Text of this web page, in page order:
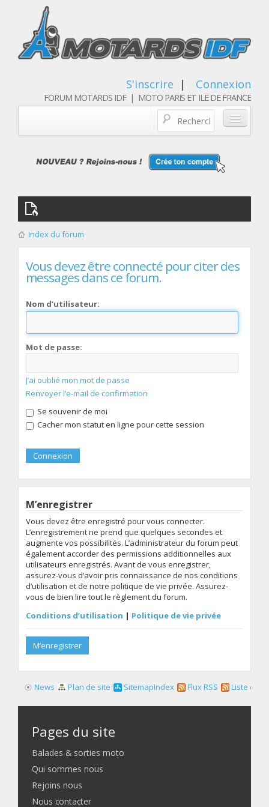
S'inscrire | Connexion
FORUM MOTARDS IDF | MOTO PARIS ET ILE DE FRANCE
Qui sommes nous
Les membres
Index du forum
Vous devez être connecté pour citer des
messages dans ce forum.
Nom d’utilisateur:
Mot de passe:
J’ai oublié mon mot de passe
Renvoyer l’e-mail de confirmation
Se souvenir de moi
Cacher mon statut en ligne pour cette session
M’enregistrer
Vous devez être enregistré pour vous connecter.
L’enregistrement ne prend que quelques secondes et
augmente vos possibilités. L’administrateur du forum peut
également accorder des permissions additionnelles aux
utilisateurs enregistrés. Avant de vous enregistrer,
assurez-vous d’avoir pris connaissance de nos conditions
d’utilisation et de notre politique de vie privée. Assurez-
vous de bien lire tout le règlement du forum.
Conditions d’utilisation | Politique de vie privée
M’enregistrer
News Plan de site SitemapIndex Flux RSS Liste des
Pages du site
Balades & sorties moto
Qui sommes nous
Rejoins nous
Nous contacter